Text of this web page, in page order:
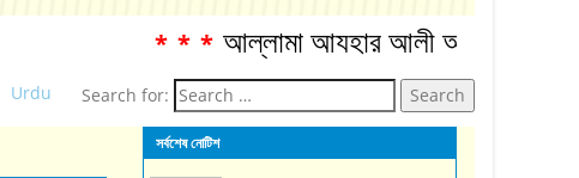
আল্লামা আযহার আলী আনোয়ার শাহ্‌ রহ.
Search for:
Urdu
সর্বশেষ নোটিশ